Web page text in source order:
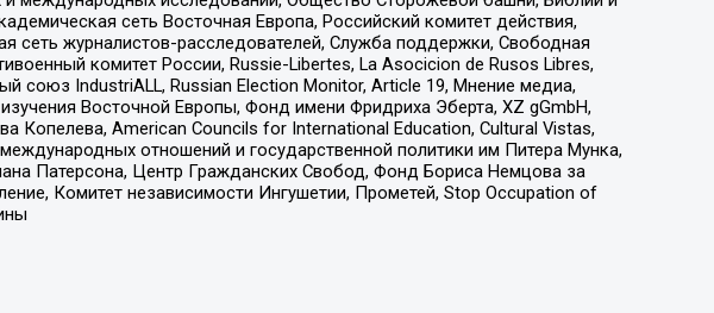
сеть Восточная Европа, Российский комитет действия,
журналистов-расследователей, Служба поддержки, Свободная
комитет России, Russie-Libertes, La Asocicion de Rusos Libres,
союз IndustriALL, Russian Election Monitor, Article 19, Мнение медиа,
Восточной Европы, Фонд имени Фридриха Эберта, XZ gGmbH,
American Councils for International Education, Cultural Vistas,
отношений и государственной политики им Питера Мунка,
Патерсона, Центр Гражданских Свобод, Фонд Бориса Немцова за
Комитет независимости Ингушетии, Прометей, Stop Occupation of